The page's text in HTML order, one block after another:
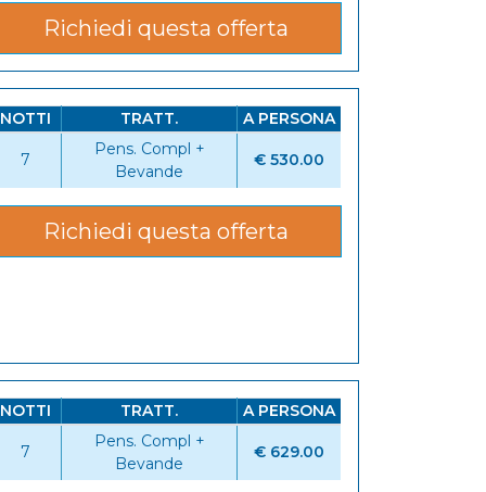
Richiedi questa offerta
NOTTI TRATT. A PERSONA
7
Pens. Compl +
Bevande
€ 530.00
Richiedi questa offerta
NOTTI TRATT. A PERSONA
7
Pens. Compl +
Bevande
€ 629.00